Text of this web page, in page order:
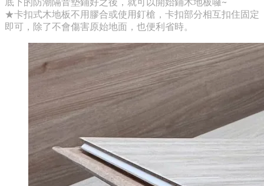
★卡扣式木地板不用膠合或使用釘槍，卡扣部分相互扣住固定
即可，除了不會傷害原始地面，也便利省時。